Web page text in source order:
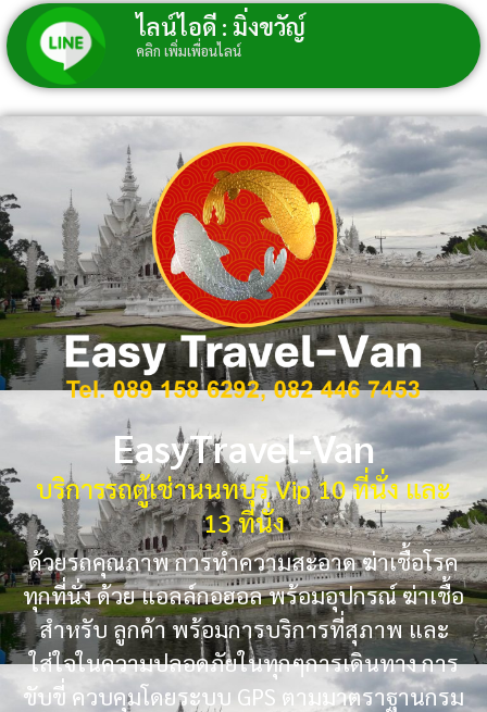
ไลน์ไอดี : มิ่งขวัญ์
คลิก เพิ่มเพื่อนไลน์
EasyTravel-Van
บริการรถตู้เช่านนทบุรี Vip 10 ที่นั่ง และ
13 ที่นั่ง
ด้วยรถคุณภาพ การทำความสะอาด ฆ่าเชื้อโรค
ทุกที่นั่ง ด้วย แอลล์กอฮอล พร้อมอุปกรณ์ ฆ่าเชื้อ
สำหรับ ลูกค้า พร้อมการบริการที่สุภาพ และ
ใส่ใจในความปลอดภัยในทุกๆการเดินทาง การ
ขับขี่ ควบคุมโดยระบบ GPS ตามมาตราฐานกรม